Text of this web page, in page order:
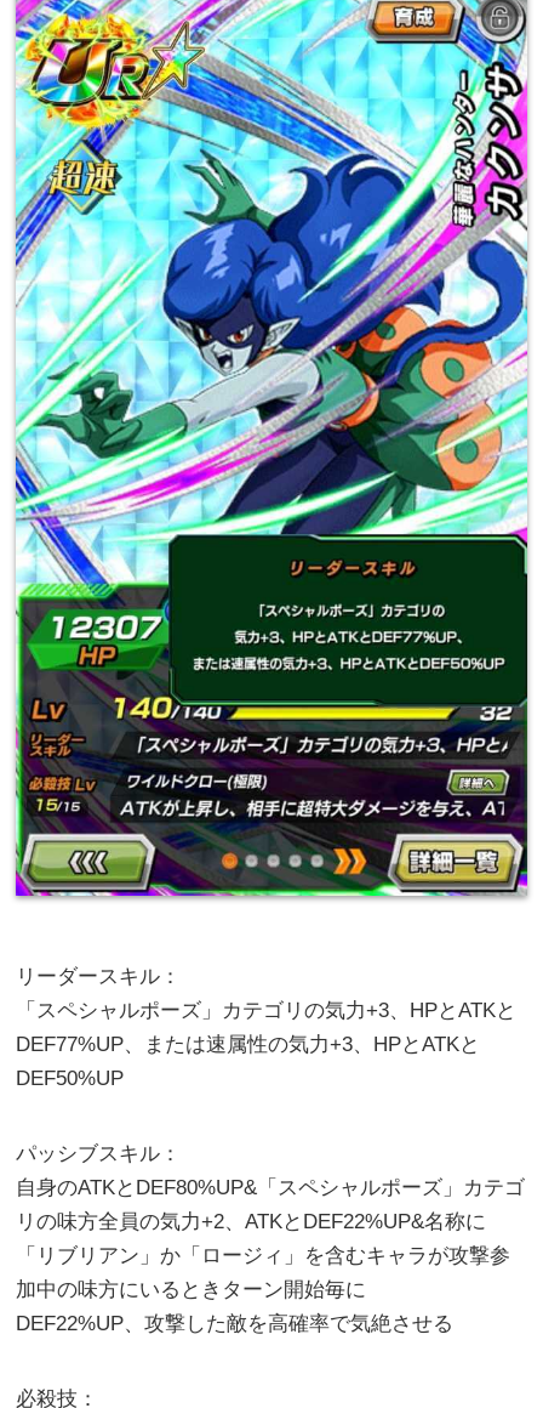
リーダースキル：
「スペシャルポーズ」カテゴリの気力+3、HPとATKと
DEF77%UP、または速属性の気力+3、HPとATKと
DEF50%UP
パッシブスキル：
自身のATKとDEF80%UP&「スペシャルポーズ」カテゴ
リの味方全員の気力+2、ATKとDEF22%UP&名称に
「リブリアン」か「ロージィ」を含むキャラが攻撃参
加中の味方にいるときターン開始毎に
DEF22%UP、攻撃した敵を高確率で気絶させる
必殺技：